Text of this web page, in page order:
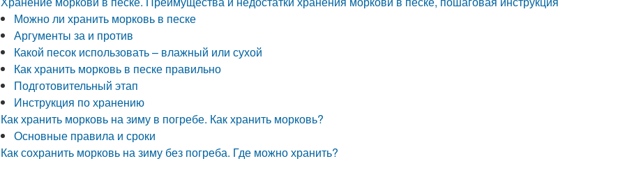
Можно ли хранить морковь в песке
Аргументы за и против
Какой песок использовать – влажный или сухой
Как хранить морковь в песке правильно
Подготовительный этап
Инструкция по хранению
Как хранить морковь на зиму в погребе. Как хранить морковь?
Основные правила и сроки
Как сохранить морковь на зиму без погреба. Где можно хранить?